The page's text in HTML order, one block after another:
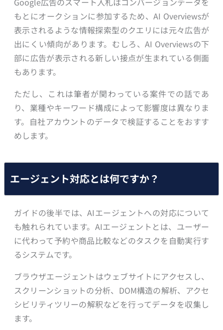
もとにオークションに参加するため、AI Overviewsが
表示されるような情報探索型のクエリには元々広告が
出にくい傾向があります。むしろ、AI Overviewsの下
部に広告が表示される新しい接点が生まれている側面
もあります。
ただし、これは筆者が関わっている案件での話であ
り、業種やキーワード構成によって影響度は異なりま
す。自社アカウントのデータで検証することをおすす
めします。
エージェント対応とは何ですか？
ガイドの後半では、AIエージェントへの対応について
も触れられています。AIエージェントとは、ユーザー
に代わって予約や商品比較などのタスクを自動実行す
るシステムです。
ブラウザエージェントはウェブサイトにアクセスし、
スクリーンショットの分析、DOM構造の解析、アクセ
シビリティツリーの解釈などを行ってデータを収集し
ます。